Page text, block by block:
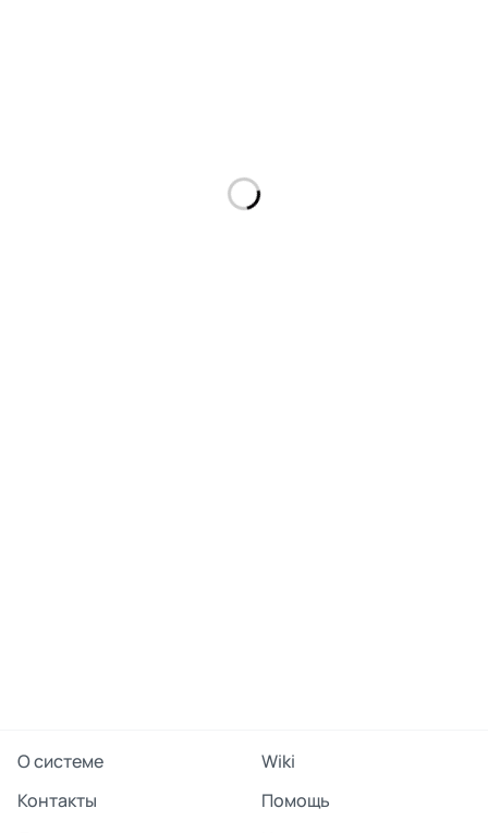
О системе
Wiki
Контакты
Помощь